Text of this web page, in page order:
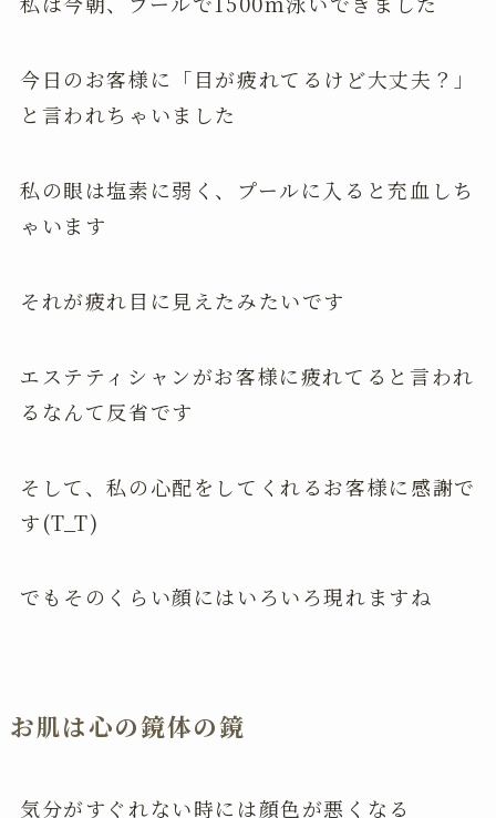
今日のお客様に「目が疲れてるけど大丈夫？」
と言われちゃいました
私の眼は塩素に弱く、プールに入ると充血しち
ゃいます
それが疲れ目に見えたみたいです
エステティシャンがお客様に疲れてると言われ
るなんて反省です
そして、私の心配をしてくれるお客様に感謝で
す(T_T)
でもそのくらい顔にはいろいろ現れますね
お肌は心の鏡体の鏡
気分がすぐれない時には顔色が悪くなる